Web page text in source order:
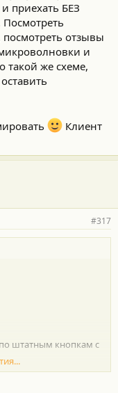
приехать БЕЗ
отзывы
и
такой же схеме,
Клиент
#317
штатным кнопкам с
ли они?)